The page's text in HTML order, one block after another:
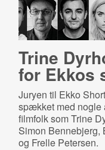
Trine
for Ekkos
Juryen til Ekko
spækket med nogle
filmfolk som Trine
Simon Bennebjerg,
og Frelle Petersen.